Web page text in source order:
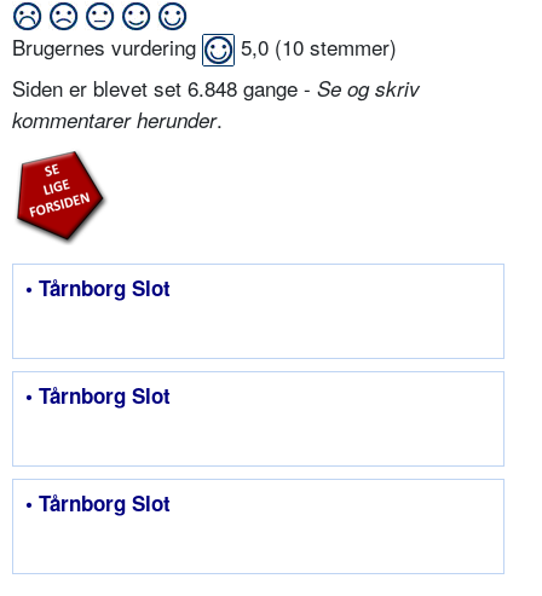
Brugernes vurdering 5,0 (10 stemmer)
Siden er blevet set 6.848 gange - Se og skriv
kommentarer herunder.
• Tårnborg Slot
• Tårnborg Slot
• Tårnborg Slot